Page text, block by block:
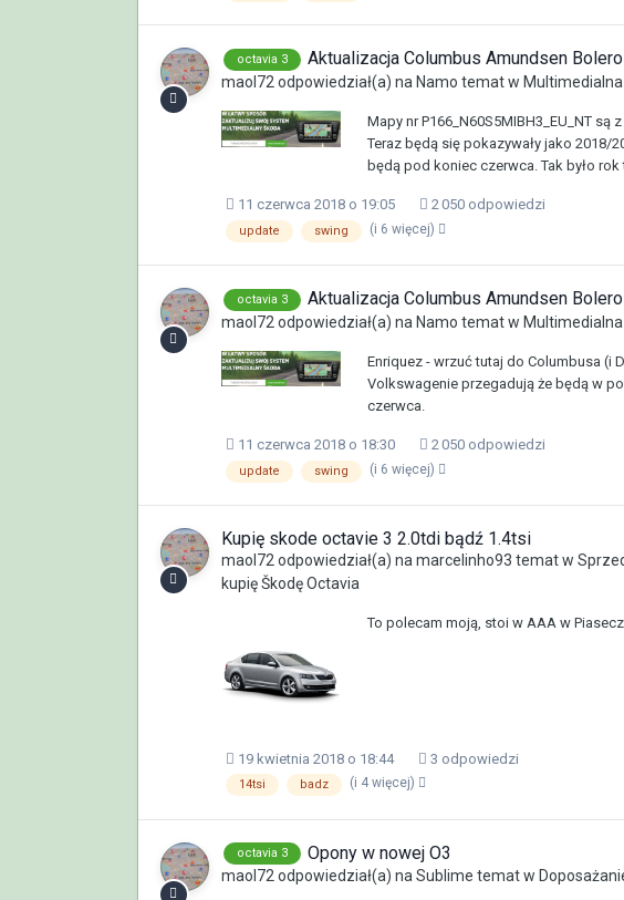
octavia 3 Aktualizacja Columbus Amundsen
maol72odpowiedział(a) na Namo temat w
Mapy nr P166_N60S5MIBH3_EU_NT są
Teraz będą się pokazywały jako 2018/
będą pod koniec czerwca. Tak było rok
11 czerwca 2018 o 19:05 2 050 odpowiedzi
update swing (i 6 więcej)
octavia 3 Aktualizacja Columbus Amundsen
maol72 odpowiedział(a) na Namo temat w
Enriquez - wrzuć tutaj do Columbusa (i
Volkswagenie przegadują że będą w
czerwca.
11 czerwca 2018 o 18:30 2 050 odpowiedzi
update swing (i 6 więcej)
Kupię skode octavie 3 2.0tdi bądź 1.4tsi
maol72 odpowiedział(a) na marcelinho93 temat w
kupię Škodę Octavia
To polecam moją, stoi w AAA w
19 kwietnia 2018 o 18:44 3 odpowiedzi
14tsi badz (i 4 więcej)
octavia 3 Opony w nowej O3
maol72odpowiedział(a) naSublime temat w